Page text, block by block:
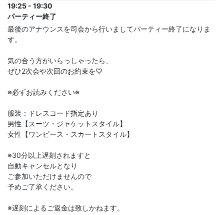
19:25 - 19:30
パーティー終了
最後のアナウンスを司会から行いましてパーティー終了になりま
す。
気の合う方がいらっしゃったら、
ぜひ2次会や次回のお約束を♡
※必ずお読みください※
服装：ドレスコード指定あり
男性【スーツ・ジャケットスタイル】
女性【ワンピース・スカートスタイル】
※30分以上遅刻されますと
自動キャンセルとなり
ご参加いただけませんので
予めご了承ください。
※遅刻によるご返金は致しかねます。